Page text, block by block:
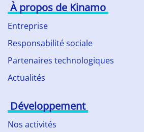
À propos de Kinamo
Entreprise
Responsabilité sociale
Partenaires technologiques
Actualités
Développement
Nos activités